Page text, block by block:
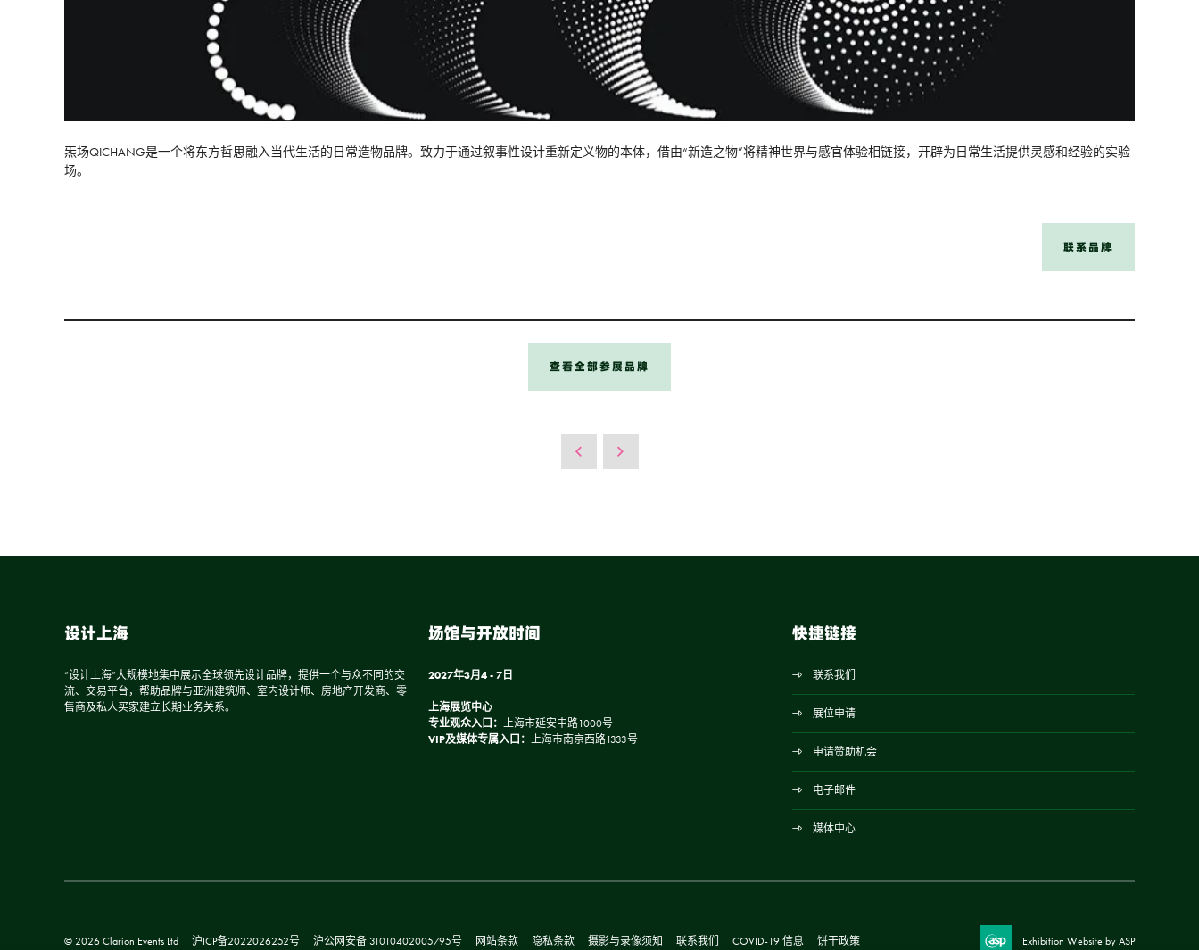
炁场QICHANG是一个将东方哲思融入当代生活的日常造物品牌。致力于通过叙事性设计重新定义物的本体，借由“新造之物”将精神世界与感官体验相链接，开辟为日常生活提供灵感和经验的实验
场。
联系品牌
查看全部参展品牌
设计上海
“设计上海”大规模地集中展示全球领先设计品牌，提供一个与众不同的交
流、交易平台，帮助品牌与亚洲建筑师、室内设计师、房地产开发商、零
售商及私人买家建立长期业务关系。
场馆与开放时间
2027年3月4 - 7日
上海展览中心
专业观众入口： 上海市延安中路1000号
VIP及媒体专属入口： 上海市南京西路1333号
快捷链接
联系我们
展位申请
申请赞助机会
电子邮件
媒体中心
© 2026 Clarion Events Ltd 沪ICP备2022026252号 沪公网安备 31010402005795号 网站条款 隐私条款 摄影与录像须知 联系我们 COVID-19 信息 饼干政策 Exhibition Website by ASP